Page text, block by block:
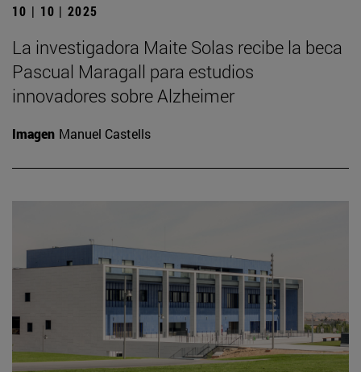
10 | 10 | 2025
La investigadora Maite Solas recibe la beca
Pascual Maragall para estudios
innovadores sobre Alzheimer
Imagen Manuel Castells